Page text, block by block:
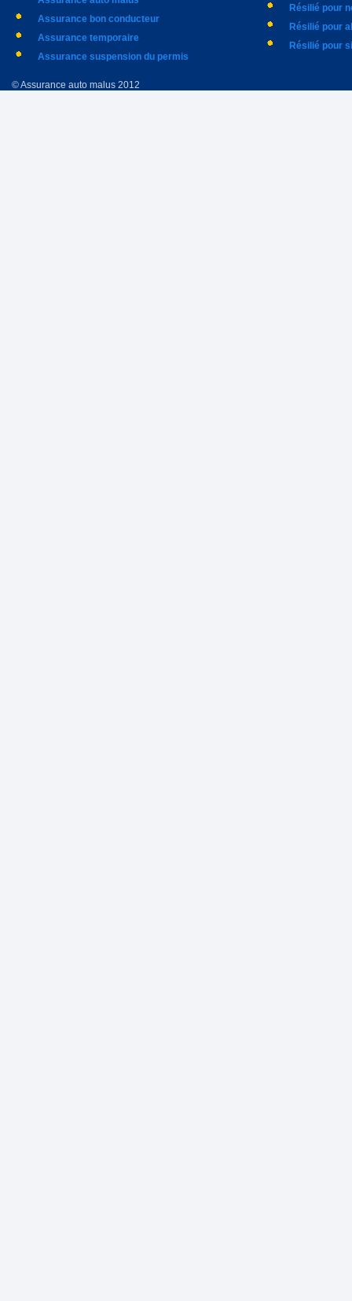
Assurance bon conducteur
Assurance temporaire
Assurance suspension du permis
Résilié pour
Résilié pour
Résilié pour
© Assurance auto malus 2012